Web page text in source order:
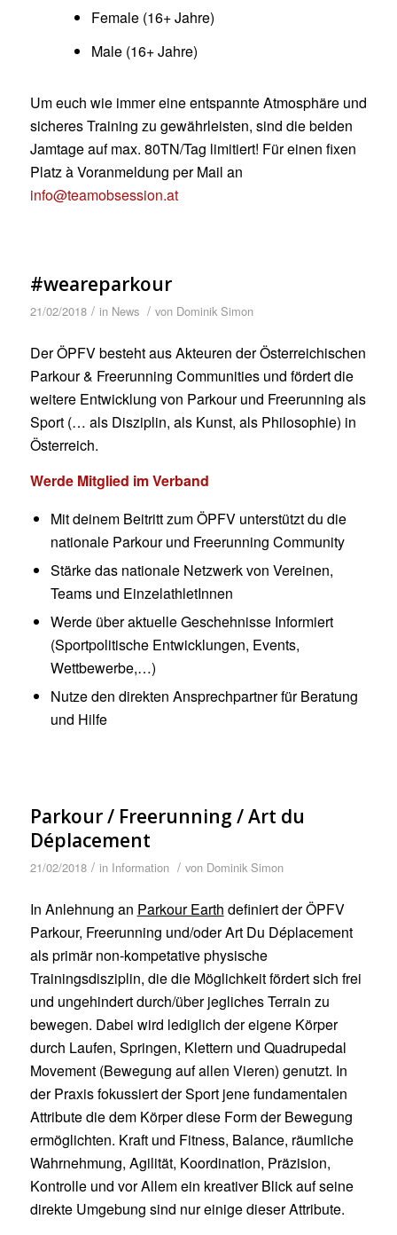
Female (16+ Jahre)
Male (16+ Jahre)
Um euch wie immer eine entspannte Atmosphäre und
sicheres Training zu gewährleisten, sind die beiden
Jamtage auf max. 80TN/Tag limitiert! Für einen fixen
Platz à Voranmeldung per Mail an
info@teamobsession.at
#weareparkour
21/02/2018 / in News / von Dominik Simon
Der ÖPFV besteht aus Akteuren der Österreichischen
Parkour & Freerunning Communities und fördert die
weitere Entwicklung von Parkour und Freerunning als
Sport (… als Disziplin, als Kunst, als Philosophie) in
Österreich.
Werde Mitglied im Verband
Mit deinem Beitritt zum ÖPFV unterstützt du die
nationale Parkour und Freerunning Community
Stärke das nationale Netzwerk von Vereinen,
Teams und EinzelathletInnen
Werde über aktuelle Geschehnisse Informiert
(Sportpolitische Entwicklungen, Events,
Wettbewerbe,…)
Nutze den direkten Ansprechpartner für Beratung
und Hilfe
Parkour / Freerunning / Art du
Déplacement
21/02/2018 / in Information / von Dominik Simon
In Anlehnung an Parkour Earth definiert der ÖPFV
Parkour, Freerunning und/oder Art Du Déplacement
als primär non-kompetative physische
Trainingsdisziplin, die die Möglichkeit fördert sich frei
und ungehindert durch/über jegliches Terrain zu
bewegen. Dabei wird lediglich der eigene Körper
durch Laufen, Springen, Klettern und Quadrupedal
Movement (Bewegung auf allen Vieren) genutzt. In
der Praxis fokussiert der Sport jene fundamentalen
Attribute die dem Körper diese Form der Bewegung
ermöglichten. Kraft und Fitness, Balance, räumliche
Wahrnehmung, Agilität, Koordination, Präzision,
Kontrolle und vor Allem ein kreativer Blick auf seine
direkte Umgebung sind nur einige dieser Attribute.